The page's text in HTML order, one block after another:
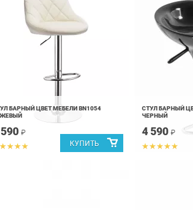
БАРНЫЙ ЦВЕТ МЕБЕЛИ BN1054
₽
СТУЛ БАРНЫЙ
ЧЕРНЫЙ
4 590 ₽